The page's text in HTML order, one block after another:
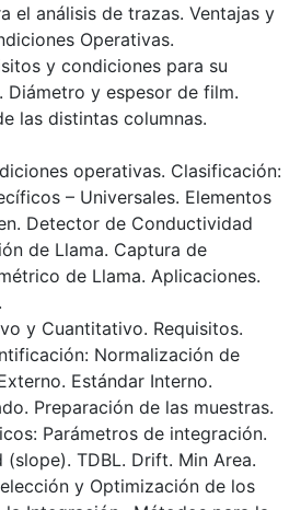
el análisis de trazas. Ventajas y
Operativas.
y condiciones para su
Diámetro y espesor de film.
las distintas columnas.
operativas. Clasificación:
– Universales. Elementos
Detector de Conductividad
de Llama. Captura de
de Llama. Aplicaciones.
y Cuantitativo. Requisitos.
Normalización de
Estándar Interno.
Preparación de las muestras.
Parámetros de integración.
(slope). TDBL. Drift. Min Area.
y Optimización de los